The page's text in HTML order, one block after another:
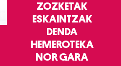
ZOZKETAK
ESKAINTZAK
DENDA
HEMEROTEKA
NOR GARA